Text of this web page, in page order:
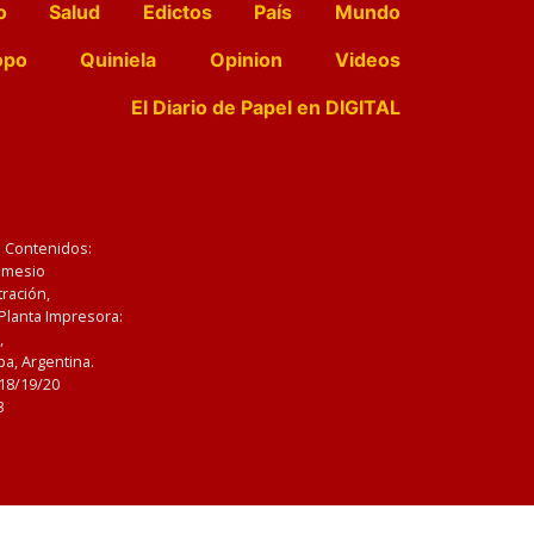
Salud Edictos País
Mundo
Quiniela Opinion
Videos
El Diario de Papel en DIGITAL
Impresora:
Argentina.
19/20